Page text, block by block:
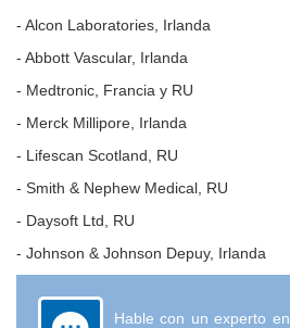
- Alcon Laboratories, Irlanda
- Abbott Vascular, Irlanda
- Medtronic, Francia y RU
- Merck Millipore, Irlanda
- Lifescan Scotland, RU
- Smith & Nephew Medical, RU
- Daysoft Ltd, RU
- Johnson & Johnson Depuy, Irlanda
Hable con un experto